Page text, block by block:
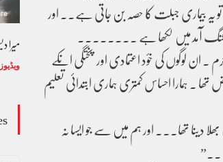
یہ بیماری جبلت کا حصہ بن جاتی ہے۔۔ اور
آمد میں لکھا ہے ۔۔۔۔۔۔۔۔
۔ ان لوگوں کی خؤد اعتمادی اور پختگی انکے
تھا ۔ ہمارا احساس کمتری ہماری ابتدائی تعلیم
دینا تھا۔۔۔ اور ہم میں سے جو ایسا نہ
۔۔”
ویڈیوز